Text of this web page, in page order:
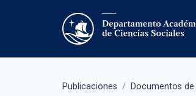
Publicaciones / Documentos